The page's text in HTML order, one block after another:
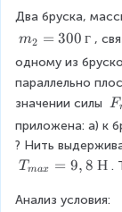
m
g
-
-
m
a
\
n
m
g
-
T
=
2
m
a
\
m
2
m
a
+
m
a
a
c
{
g
}
{
3
}
Два бруска,
m
_
=
3
0
0
\,
m2 = 300 г ,
одному из
параллельно
значении силы F
_
a
F
приложена: а) к
? Нить
T
{
Tmax = 9, 8 Н .
Анализ условия: